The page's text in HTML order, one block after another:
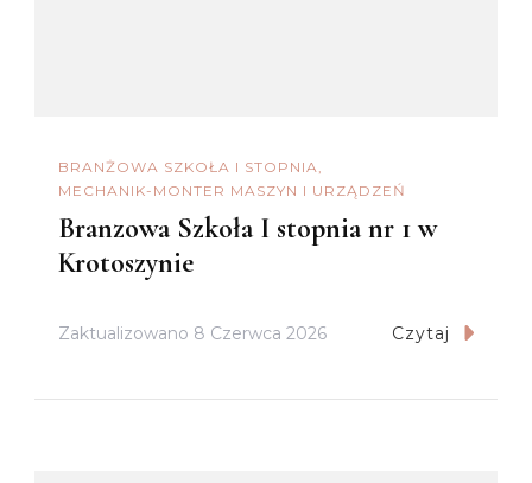
BRANŻOWA SZKOŁA I STOPNIA
MECHANIK-MONTER MASZYN I URZĄDZEŃ
Branzowa Szkoła I stopnia nr 1 w
Krotoszynie
Zaktualizowano 8 Czerwca 2026 Czytaj